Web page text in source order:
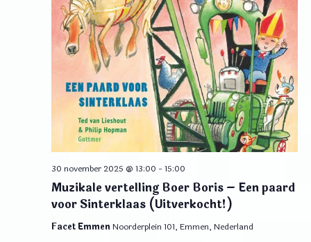
Muzikale vertelling Boer Boris – Een paard
voor Sinterklaas (Uitverkocht!)
30 november 2025 @ 13:00 -15:00
Facet Emmen Noorderplein 101, Emmen, Nederland